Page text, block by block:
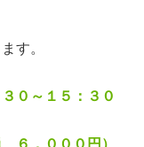
す。
０～１５：３０
，０００円）